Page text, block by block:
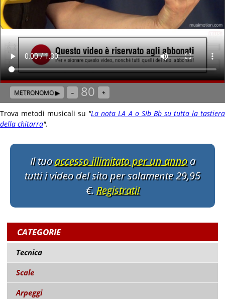
METRONOMO ▶ – 80 +
Trova metodi musicali su "La nota LA A o SIb Bb su tutta la tastiera
della chitarra".
Il tuoaccesso illimitato per un annoa
tutti i video del sito per solamente 29,95
€. Registrati!
CATEGORIE
Tecnica
Scale
Arpeggi